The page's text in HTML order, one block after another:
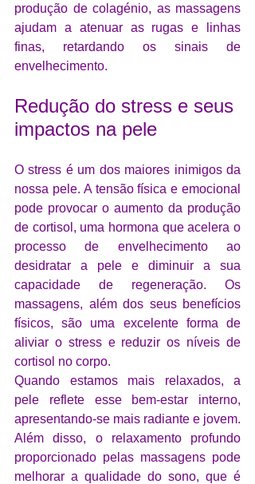
produção de colagénio, as massagens
ajudam a atenuar as rugas e linhas
finas, retardando os sinais de
envelhecimento.
Redução do stress e seus
impactos na pele
O stress é um dos maiores inimigos da
nossa pele. A tensão física e emocional
pode provocar o aumento da produção
de cortisol, uma hormona que acelera o
processo de envelhecimento ao
desidratar a pele e diminuir a sua
capacidade de regeneração. Os
massagens, além dos seus benefícios
físicos, são uma excelente forma de
aliviar o stress e reduzir os níveis de
cortisol no corpo.
Quando estamos mais relaxados, a
pele reflete esse bem-estar interno,
apresentando-se mais radiante e jovem.
Além disso, o relaxamento profundo
proporcionado pelas massagens pode
melhorar a qualidade do sono, que é